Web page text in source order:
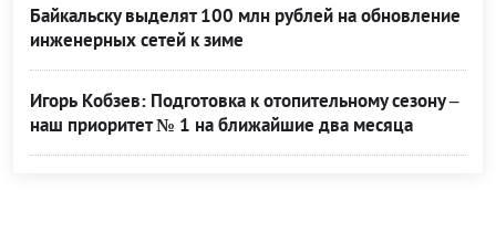
Байкальску выделят 100 млн рублей на обновление
инженерных сетей к зиме
Игорь Кобзев: Подготовка к отопительному сезону –
наш приоритет № 1 на ближайшие два месяца